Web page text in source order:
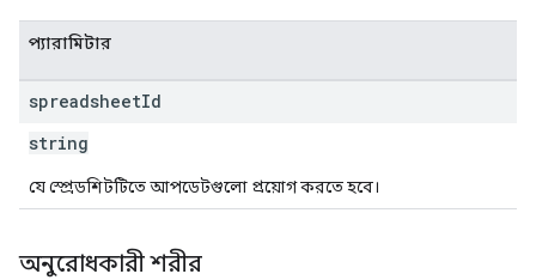
প্যারামিটার
spreadsheetId
string
যে স্প্রেডশিটটিতে আপডেটগুলো প্রয়োগ করতে হবে।
অনুরোধকারী শরীর